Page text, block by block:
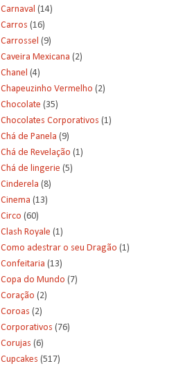
Carnaval (14)
Carros (16)
Carrossel (9)
Caveira Mexicana (2)
Chanel (4)
Chapeuzinho Vermelho (2)
Chocolate (35)
Chocolates Corporativos (1)
Chá de Panela (9)
Chá de Revelação (1)
Chá de lingerie (5)
Cinderela (8)
Cinema (13)
Circo (60)
Clash Royale (1)
Como adestrar o seu Dragão (1)
Confeitaria (13)
Copa do Mundo (7)
Coração (2)
Coroas (2)
Corporativos (76)
Corujas (6)
Cupcakes (517)